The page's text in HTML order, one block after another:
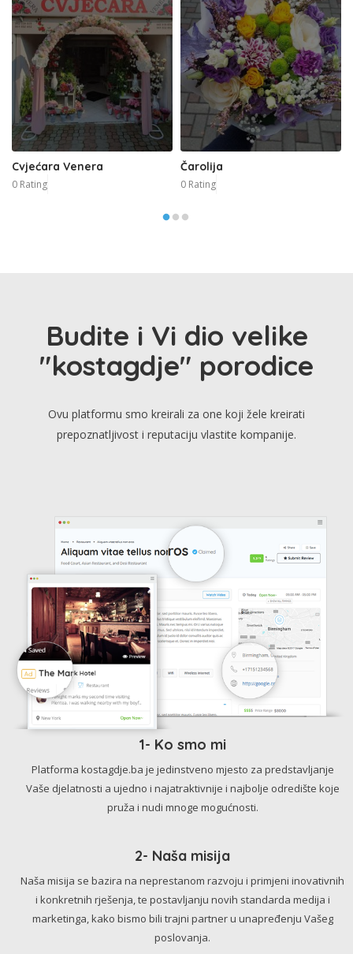
Cvjećara Venera
0 Rating
Čarolija
0 Rating
Budite i Vi dio velike
"kostagdje" porodice
Ovu platformu smo kreirali za one koji žele kreirati
prepoznatljivost i reputaciju vlastite kompanije.
1- Ko smo mi
Platforma kostagdje.ba je jedinstveno mjesto za predstavljanje
Vaše djelatnosti a ujedno i najatraktivnije i najbolje odredište koje
pruža i nudi mnoge mogućnosti.
2- Naša misija
Naša misija se bazira na neprestanom razvoju i primjeni inovativnih
i konkretnih rješenja, te postavljanju novih standarda medija i
marketinga, kako bismo bili trajni partner u unapređenju Vašeg
poslovanja.